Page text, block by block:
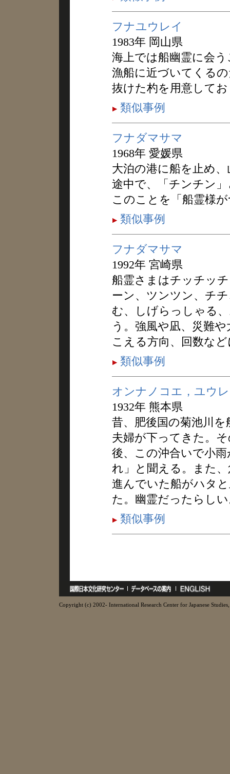
フナユウレイ
1983年 岡山県
海上では船幽霊に会
漁船に近づいてくる
抜けた杓を用意して
類似事例
フナダマサマ
1968年 愛媛県
大泊の港に船を止め
途中で、「チンチン
このことを「船霊様
類似事例
フナダマサマ
1992年 宮崎県
船霊さまはチッチッ
ーン、ツンツン、チ
む、しげらっしゃる
う。強風や凪、災難
こえる方向、回数な
類似事例
オンナノコエ，ユウ
1932年 熊本県
昔、肥後国の菊池川
夫婦が下ってきた。
後、この沖合いで小
れ」と聞える。また
進んでいた船がハタ
た。幽霊だったらし
類似事例
Copyright (c) 2002- International Research Center for Japanese